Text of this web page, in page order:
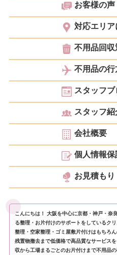
お客様の声
対応エリア
不用品回収
不用品の行
スタッフブ
スタッフ紹
会社概要
個人情報保
お見積も
こんにちは！ 大阪を中心に京都・神戸・奈
る整理・お片付けのサポートをしているク
整理・空家整理・ゴミ屋敷片付けはもちろ
残置物撤去まで低価格で高品質なサービス
収から工場まるごとのお片付けまで不用品